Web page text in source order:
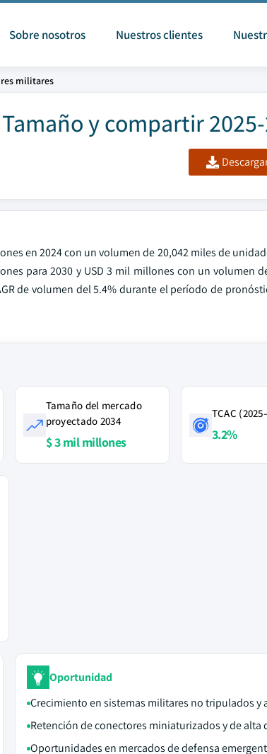
Sobre nosotros Nuestros clientes
militares
y compartir
en 2024 con un volumen de 20,042 miles de
para 2030 y USD 3 mil millones con un volumen
de volumen del 5.4% durante el período de
Tamaño del mercado
proyectado 2034
$ 3 mil millones
TCAC
3.2%
Oportunidad
Crecimiento en sistemas militares no tripulados y
Retención de conectores miniaturizados y de alta
Oportunidades en mercados de defensa